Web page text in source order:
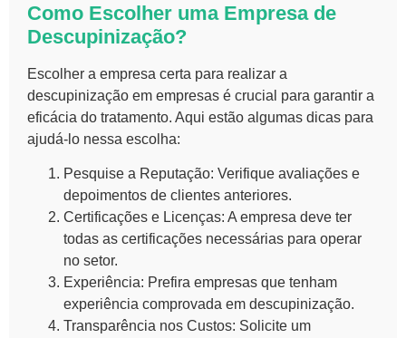
Como Escolher uma Empresa de
Descupinização?
Escolher a empresa certa para realizar a
descupinização em empresas é crucial para garantir a
eficácia do tratamento. Aqui estão algumas dicas para
ajudá-lo nessa escolha:
Pesquise a Reputação: Verifique avaliações e
depoimentos de clientes anteriores.
Certificações e Licenças: A empresa deve ter
todas as certificações necessárias para operar
no setor.
Experiência: Prefira empresas que tenham
experiência comprovada em descupinização.
Transparência nos Custos: Solicite um